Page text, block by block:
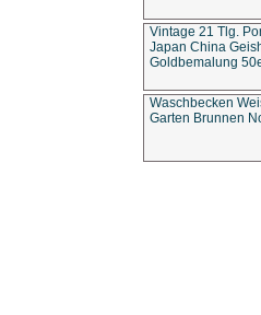
Vintage 21 Tlg.
Japan China
Goldbemalung
Waschbecken
Garten Brunnen